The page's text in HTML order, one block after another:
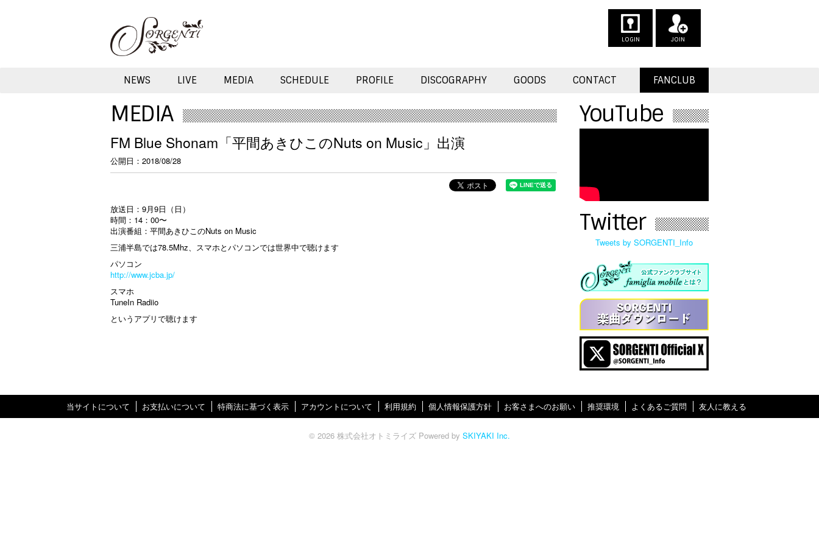
LOGIN JOIN
NEWS LIVE MEDIA SCHEDULE PROFILE DISCOGRAPHY GOODS CONTACT FANCLUB
MEDIA
FM Blue Shonam「平間あきひこのNuts on Music」出演
公開日 2018/08/28
放送日：9月9日（日 ）
時間：14：00〜
出演番組： 平間あきひこのNuts on Music
三浦半島では78.5Mhz、スマホとパソコンでは世界中で聴けます
パソコン
http://www.jcba.jp/
スマホ
TuneIn Radiio
というアプリで聴けます
YouTube
Twitter
Tweets by SORGENTI_Info
当サイトについて お支払いについて 特商法に基づく表示 アカウントについて 利用規約 個人情報保護方針 お客さまへのお願い 推奨環境 よくあるご質問 友人に教える
© 2026 株式会社オトミライズ Powered by SKIYAKI Inc.